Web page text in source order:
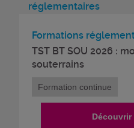
réglementaires
Formations
TST BT SOU 2026 :
souterrains
Formation continue